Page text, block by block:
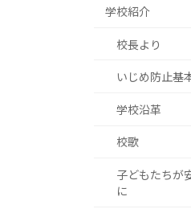
学校紹介
校長より
いじめ防止基
学校沿革
校歌
子どもたちが
に